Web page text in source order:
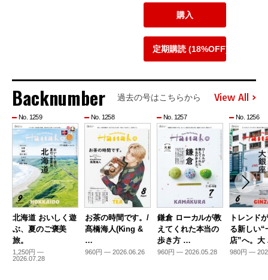
購入
定期購読 (18%OFF)
Backnumber 過去の号はこちらから View All
No. 1259
北海道 おいしく遊
ぶ、夏のご褒美
旅。
1,250円 —
2026.07.28
No. 1258
お茶の時間です。/
髙橋海人(King &
…
960円 — 2026.06.26
No. 1257
鎌倉 ローカルが教
えてくれた本当の
歩き方 …
960円 — 2026.05.28
No. 1256
トレンド
る新しい“
店”へ。
980円 —